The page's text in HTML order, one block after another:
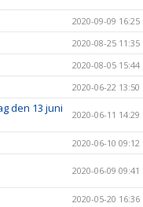
2020-09-09 16:25
2020-08-25 11:35
2020-08-05 15:44
2020-06-22 13:50
den 13 juni
2020-06-11 14:29
2020-06-10 09:12
2020-06-09 09:41
2020-05-20 16:36